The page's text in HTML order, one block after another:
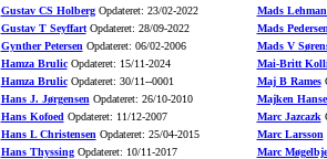
Gustav CS HolbergOpdateret: 23/02-2022
Gustav T SeyffartOpdateret: 28/09-2022
Gynther Petersen Opdateret: 06/02-2006
Hamza BrulicOpdateret: 15/11-2024
Hamza BrulicOpdateret: 30/11--0001
Hans J. Jørgensen Opdateret: 26/10-2010
Hans Kofoed Opdateret: 11/12-2007
Hans L Christensen Opdateret: 25/04-2015
Hans ThyssingOpdateret: 10/11-2017
Mads
Mads
Mads V
Mai-Britt
Maj B Rames
Majken
Marc Jazcazk
Marc Larsson
Marc